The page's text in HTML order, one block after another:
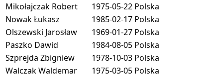
Mikołajczak Robert
1975-05-22 Polska
Nowak Łukasz
1985-02-17 Polska
Olszewski Jarosław
1969-01-27 Polska
Paszko Dawid
1984-08-05 Polska
Szprejda Zbigniew
1978-10-03 Polska
Walczak Waldemar
1975-03-05 Polska